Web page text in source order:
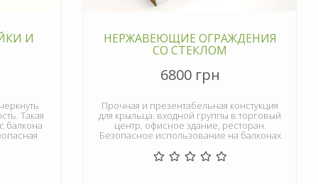
И
Такая
балкона
НЕРЖАВЕЮЩИЕ ОГРАЖДЕНИЯ
СО СТЕКЛОМ
6800 грн
Прочная и презентабельная констукция
для крыльца. входной группы в торговый
центр, офисное здание, ресторан.
Безопасное использование на балконах